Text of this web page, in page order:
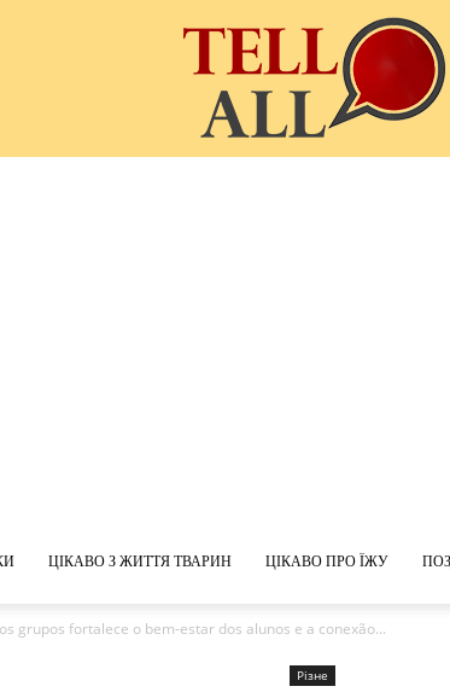
ЦІКАВО З ЖИТТЯ ТВАРИН ЦІКАВО ПРО ЇЖУ
grupos fortalece o bem-estar dos alunos e a conexão...
Різне